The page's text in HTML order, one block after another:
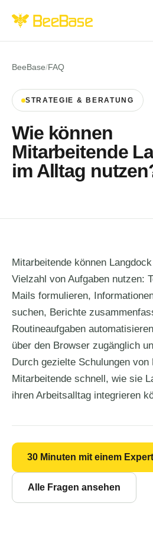
BeeBase/FAQ
STRATEGIE & BERATUNG
Wie können
Mitarbeitende
im Alltag
Mitarbeitende können
Vielzahl von Aufgaben nutzen:
Mails formulieren,
suchen, Berichte
Routineaufgaben
über den Browser zugänglich
Durch gezielte Schulungen von
Mitarbeitende schnell, wie sie
ihren Arbeitsalltag integrieren
30 Minuten mit einem
Alle Fragen ansehen